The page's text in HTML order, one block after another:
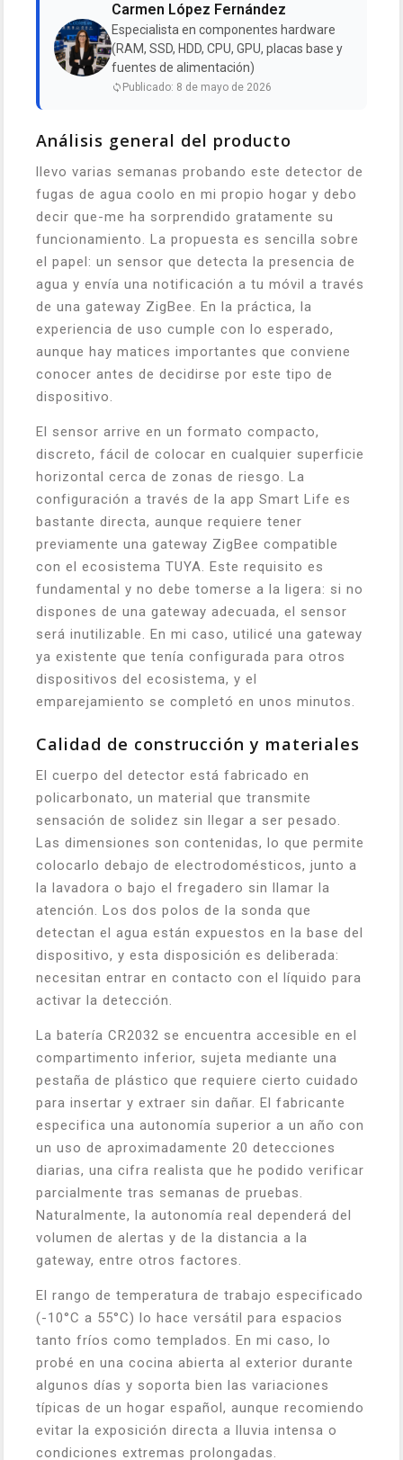
Carmen López Fernández
Especialista en componentes hardware
(RAM, SSD, HDD, CPU, GPU, placas base y
fuentes de alimentación)
Publicado: 8 de mayo de 2026
Análisis general del producto
llevo varias semanas probando este detector de
fugas de agua coolo en mi propio hogar y debo
decir que-me ha sorprendido gratamente su
funcionamiento. La propuesta es sencilla sobre
el papel: un sensor que detecta la presencia de
agua y envía una notificación a tu móvil a través
de una gateway ZigBee. En la práctica, la
experiencia de uso cumple con lo esperado,
aunque hay matices importantes que conviene
conocer antes de decidirse por este tipo de
dispositivo.
El sensor arrive en un formato compacto,
discreto, fácil de colocar en cualquier superficie
horizontal cerca de zonas de riesgo. La
configuración a través de la app Smart Life es
bastante directa, aunque requiere tener
previamente una gateway ZigBee compatible
con el ecosistema TUYA. Este requisito es
fundamental y no debe tomerse a la ligera: si no
dispones de una gateway adecuada, el sensor
será inutilizable. En mi caso, utilicé una gateway
ya existente que tenía configurada para otros
dispositivos del ecosistema, y el
emparejamiento se completó en unos minutos.
Calidad de construcción y materiales
El cuerpo del detector está fabricado en
policarbonato, un material que transmite
sensación de solidez sin llegar a ser pesado.
Las dimensiones son contenidas, lo que permite
colocarlo debajo de electrodomésticos, junto a
la lavadora o bajo el fregadero sin llamar la
atención. Los dos polos de la sonda que
detectan el agua están expuestos en la base del
dispositivo, y esta disposición es deliberada:
necesitan entrar en contacto con el líquido para
activar la detección.
La batería CR2032 se encuentra accesible en el
compartimento inferior, sujeta mediante una
pestaña de plástico que requiere cierto cuidado
para insertar y extraer sin dañar. El fabricante
especifica una autonomía superior a un año con
un uso de aproximadamente 20 detecciones
diarias, una cifra realista que he podido verificar
parcialmente tras semanas de pruebas.
Naturalmente, la autonomía real dependerá del
volumen de alertas y de la distancia a la
gateway, entre otros factores.
El rango de temperatura de trabajo especificado
(-10°C a 55°C) lo hace versátil para espacios
tanto fríos como templados. En mi caso, lo
probé en una cocina abierta al exterior durante
algunos días y soporta bien las variaciones
típicas de un hogar español, aunque recomiendo
evitar la exposición directa a lluvia intensa o
condiciones extremas prolongadas.